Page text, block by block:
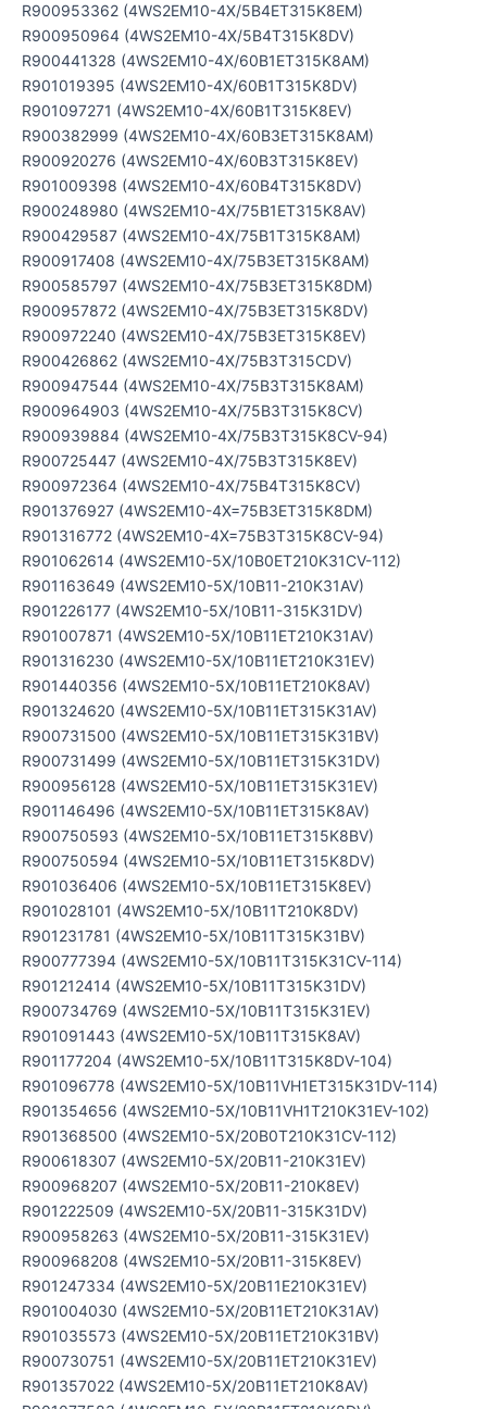
R900953362 (4WS2EM10-4X/5B4ET315K8EM)
R900950964 (4WS2EM10-4X/5B4T315K8DV)
R900441328 (4WS2EM10-4X/60B1ET315K8AM)
R901019395 (4WS2EM10-4X/60B1T315K8DV)
R901097271 (4WS2EM10-4X/60B1T315K8EV)
R900382999 (4WS2EM10-4X/60B3ET315K8AM)
R900920276 (4WS2EM10-4X/60B3T315K8EV)
R901009398 (4WS2EM10-4X/60B4T315K8DV)
R900248980 (4WS2EM10-4X/75B1ET315K8AV)
R900429587 (4WS2EM10-4X/75B1T315K8AM)
R900917408 (4WS2EM10-4X/75B3ET315K8AM)
R900585797 (4WS2EM10-4X/75B3ET315K8DM)
R900957872 (4WS2EM10-4X/75B3ET315K8DV)
R900972240 (4WS2EM10-4X/75B3ET315K8EV)
R900426862 (4WS2EM10-4X/75B3T315CDV)
R900947544 (4WS2EM10-4X/75B3T315K8AM)
R900964903 (4WS2EM10-4X/75B3T315K8CV)
R900939884 (4WS2EM10-4X/75B3T315K8CV-94)
R900725447 (4WS2EM10-4X/75B3T315K8EV)
R900972364 (4WS2EM10-4X/75B4T315K8CV)
R901376927 (4WS2EM10-4X=75B3ET315K8DM)
R901316772 (4WS2EM10-4X=75B3T315K8CV-94)
R901062614 (4WS2EM10-5X/10B0ET210K31CV-112)
R901163649 (4WS2EM10-5X/10B11-210K31AV)
R901226177 (4WS2EM10-5X/10B11-315K31DV)
R901007871 (4WS2EM10-5X/10B11ET210K31AV)
R901316230 (4WS2EM10-5X/10B11ET210K31EV)
R901440356 (4WS2EM10-5X/10B11ET210K8AV)
R901324620 (4WS2EM10-5X/10B11ET315K31AV)
R900731500 (4WS2EM10-5X/10B11ET315K31BV)
R900731499 (4WS2EM10-5X/10B11ET315K31DV)
R900956128 (4WS2EM10-5X/10B11ET315K31EV)
R901146496 (4WS2EM10-5X/10B11ET315K8AV)
R900750593 (4WS2EM10-5X/10B11ET315K8BV)
R900750594 (4WS2EM10-5X/10B11ET315K8DV)
R901036406 (4WS2EM10-5X/10B11ET315K8EV)
R901028101 (4WS2EM10-5X/10B11T210K8DV)
R901231781 (4WS2EM10-5X/10B11T315K31BV)
R900777394 (4WS2EM10-5X/10B11T315K31CV-114)
R901212414 (4WS2EM10-5X/10B11T315K31DV)
R900734769 (4WS2EM10-5X/10B11T315K31EV)
R901091443 (4WS2EM10-5X/10B11T315K8AV)
R901177204 (4WS2EM10-5X/10B11T315K8DV-104)
R901096778 (4WS2EM10-5X/10B11VH1ET315K31DV-114)
R901354656 (4WS2EM10-5X/10B11VH1T210K31EV-102)
R901368500 (4WS2EM10-5X/20B0T210K31CV-112)
R900618307 (4WS2EM10-5X/20B11-210K31EV)
R900968207 (4WS2EM10-5X/20B11-210K8EV)
R901222509 (4WS2EM10-5X/20B11-315K31DV)
R900958263 (4WS2EM10-5X/20B11-315K31EV)
R900968208 (4WS2EM10-5X/20B11-315K8EV)
R901247334 (4WS2EM10-5X/20B11E210K31EV)
R901004030 (4WS2EM10-5X/20B11ET210K31AV)
R901035573 (4WS2EM10-5X/20B11ET210K31BV)
R900730751 (4WS2EM10-5X/20B11ET210K31EV)
R901357022 (4WS2EM10-5X/20B11ET210K8AV)